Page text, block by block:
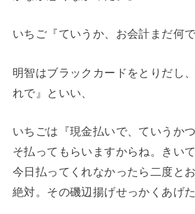
いちご『ていうか、お会計まだ何
明智はブラックカードをとりだし
れで』といい、
いちごは『現金払いで、ていうか
そ払ってもらいますからね。きい
今日払ってくれなかったら二度と
絶対。その磯辺揚げせっかくあげた